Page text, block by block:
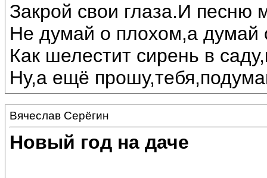
Закрой свои глаза.И песню
Не думай о плохом,а думай
Как шелестит сирень в
Ну,а ещё
Вячеслав Серёгин
Новый год на даче